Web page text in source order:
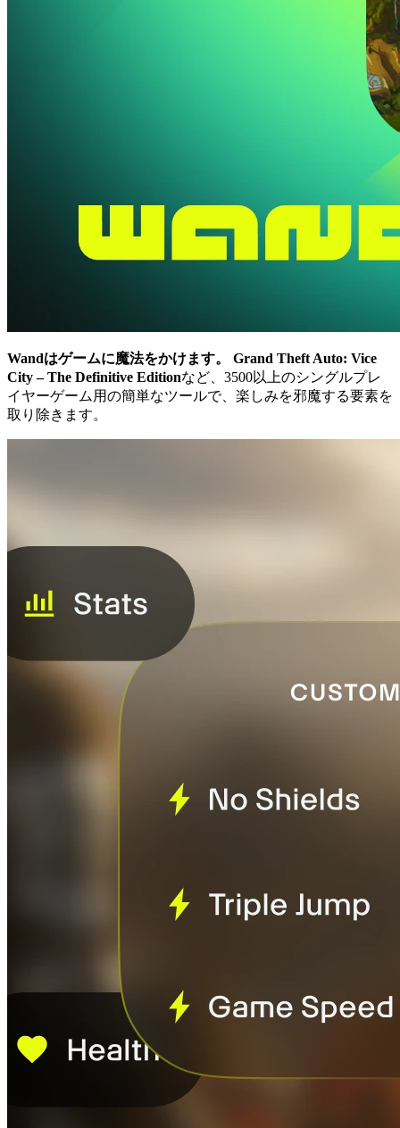
Wandはゲームに魔法をかけます。
Grand Theft Auto: Vice
City – The Definitive Editionなど、3500以上のシングルプレ
イヤーゲーム用の簡単なツールで、楽しみを邪魔する要素を
取り除きます。